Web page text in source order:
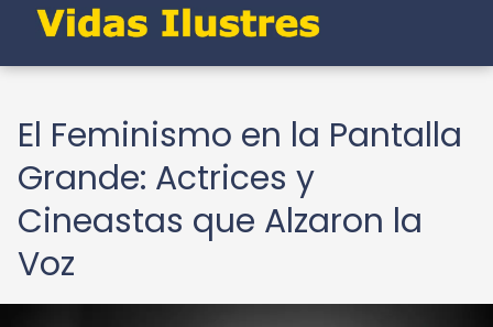
El Feminismo en la Pantalla
Grande: Actrices y
Cineastas que Alzaron la
Voz